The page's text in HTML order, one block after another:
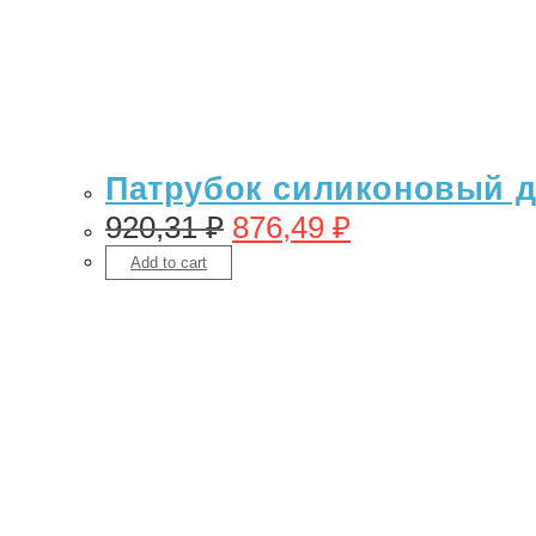
Патрубок силиконовый
920,31₽ 876,49 ₽
Add to cart